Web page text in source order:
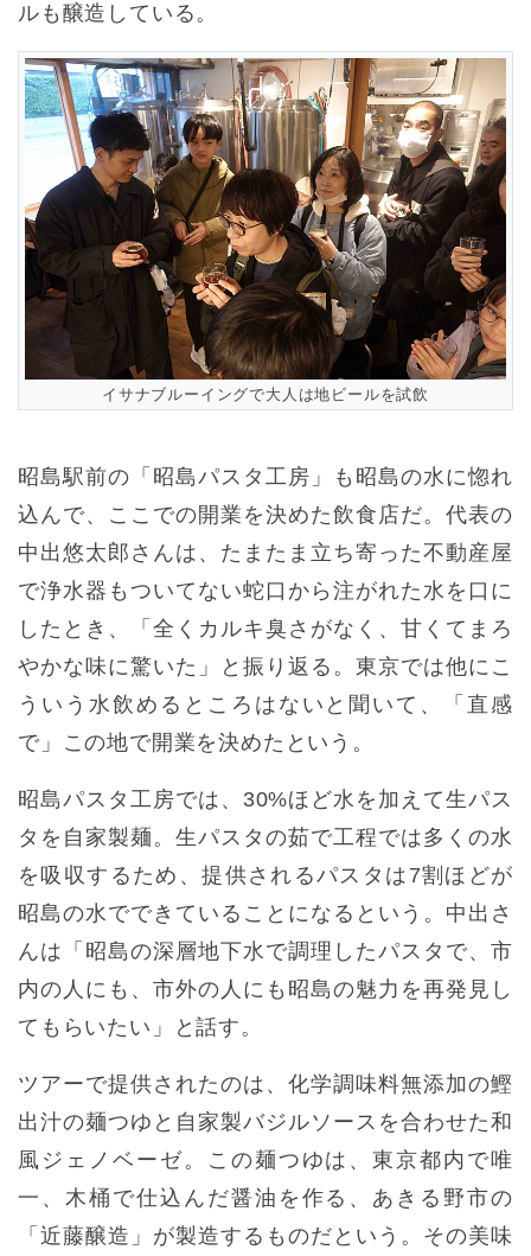
ルも醸造している。
イサナブルーイングで大人は地ビールを試飲
昭島駅前の「昭島パスタ工房」も昭島の水に惚れ
込んで、ここでの開業を決めた飲食店だ。代表の
中出悠太郎さんは、たまたま立ち寄った不動産屋
で浄水器もついてない蛇口から注がれた水を口に
したとき、「全くカルキ臭さがなく、甘くてまろ
やかな味に驚いた」と振り返る。東京では他にこ
ういう水飲めるところはないと聞いて、「直感
で」この地で開業を決めたという。
昭島パスタ工房では、30%ほど水を加えて生パス
タを自家製麺。生パスタの茹で工程では多くの水
を吸収するため、提供されるパスタは7割ほどが
昭島の水でできていることになるという。中出さ
んは「昭島の深層地下水で調理したパスタで、市
内の人にも、市外の人にも昭島の魅力を再発見し
てもらいたい」と話す。
ツアーで提供されたのは、化学調味料無添加の鰹
出汁の麺つゆと自家製バジルソースを合わせた和
風ジェノベーゼ。この麺つゆは、東京都内で唯
一、木桶で仕込んだ醤油を作る、あきる野市の
「近藤醸造」が製造するものだという。その美味